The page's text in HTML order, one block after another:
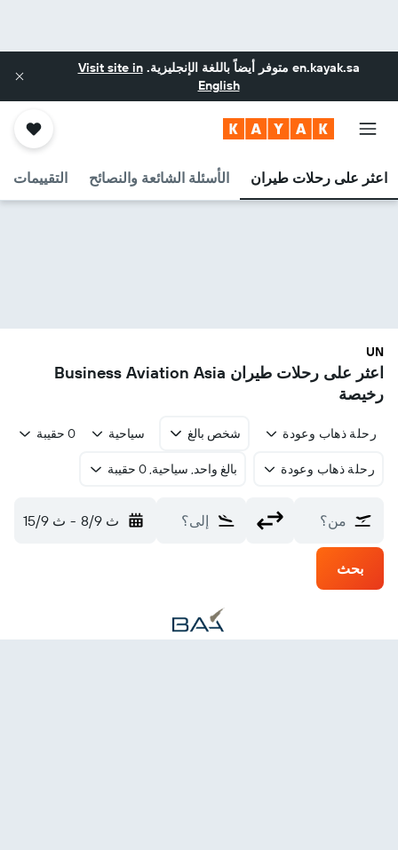
en.kayak.sa متوفر أيضاً باللغة الإنجليزية.Visit site in
English
اعثر على رحلات طيران الأسئلة الشائعة والنصائح التقييمات
UN
اعثر على رحلات طيران Business Aviation Asia
رخيصة
رحلة ذهاب وعودة شخص بالغ سياحية 0 حقيبة
رحلة ذهاب وعودة بالغ واحد, سياحية, 0 حقيبة
من؟ إلى؟ ث 8/9 - ث 15/9
بحث